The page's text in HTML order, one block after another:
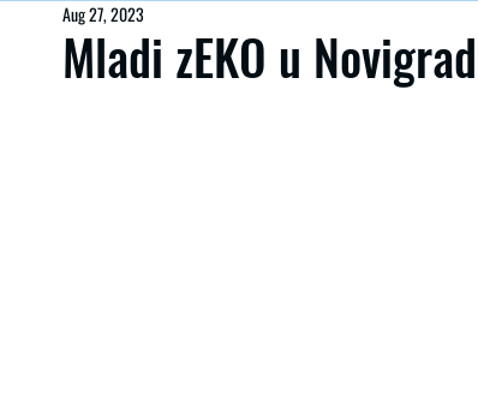
Mladi zEKO Ja u tuđim cipelama
Mladi zEKO u
Aug 27, 2023